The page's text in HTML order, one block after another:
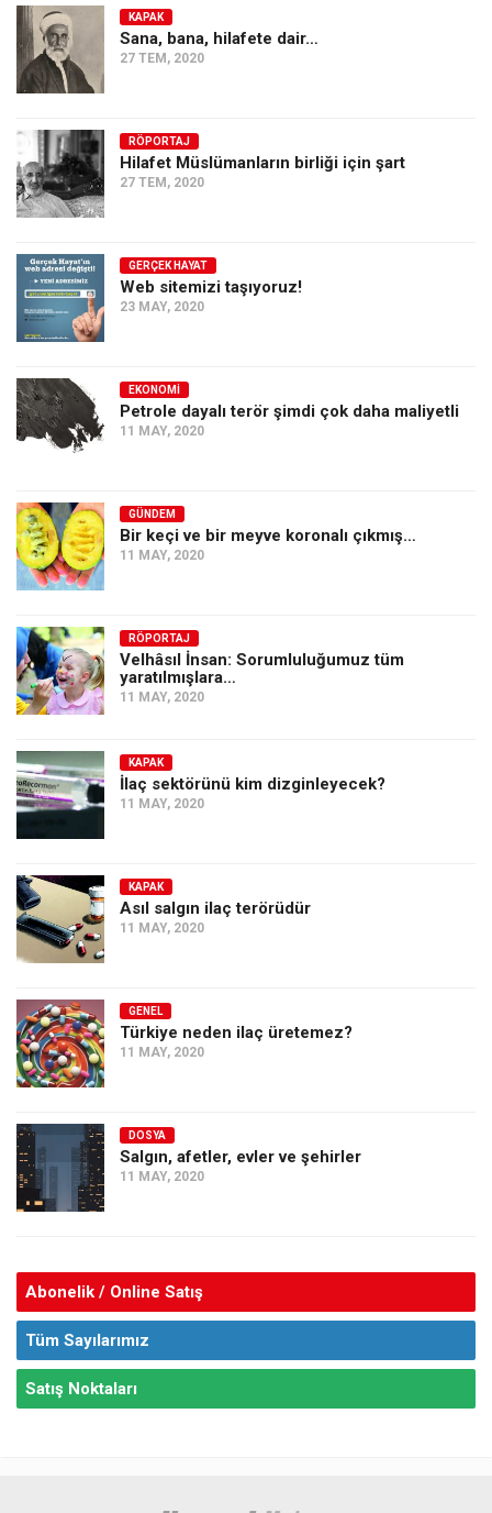
KAPAK
Sana, bana, hilafete dair…
27 TEM, 2020
RÖPORTAJ
Hilafet Müslümanların birliği için şart
27 TEM, 2020
GERÇEK HAYAT
Web sitemizi taşıyoruz!
23 MAY, 2020
EKONOMI
Petrole dayalı terör şimdi çok daha maliyetli
11 MAY, 2020
GÜNDEM
Bir keçi ve bir meyve koronalı çıkmış…
11 MAY, 2020
RÖPORTAJ
Velhâsıl İnsan: Sorumluluğumuz tüm
yaratılmışlara…
11 MAY, 2020
KAPAK
İlaç sektörünü kim dizginleyecek?
11 MAY, 2020
KAPAK
Asıl salgın ilaç terörüdür
11 MAY, 2020
GENEL
Türkiye neden ilaç üretemez?
11 MAY, 2020
DOSYA
Salgın, afetler, evler ve şehirler
11 MAY, 2020
Abonelik / Online Satış
Tüm Sayılarımız
Satış Noktaları